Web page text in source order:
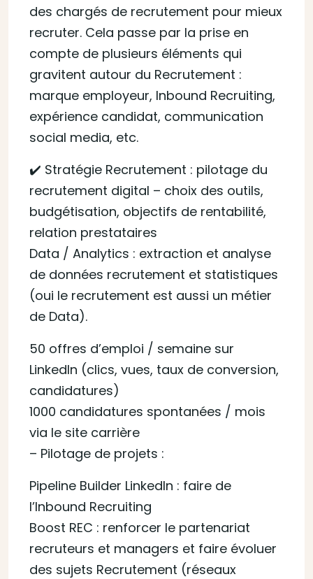
des chargés de recrutement pour mieux
recruter. Cela passe par la prise en
compte de plusieurs éléments qui
gravitent autour du Recrutement :
marque employeur, Inbound Recruiting,
expérience candidat, communication
social media, etc.
✔️ Stratégie Recrutement : pilotage du
recrutement digital – choix des outils,
budgétisation, objectifs de rentabilité,
relation prestataires
Data / Analytics : extraction et analyse
de données recrutement et statistiques
(oui le recrutement est aussi un métier
de Data).
50 offres d’emploi / semaine sur
LinkedIn (clics, vues, taux de conversion,
candidatures)
1000 candidatures spontanées / mois
via le site carrière
– Pilotage de projets :
Pipeline Builder LinkedIn : faire de
l’Inbound Recruiting
Boost REC : renforcer le partenariat
recruteurs et managers et faire évoluer
des sujets Recrutement (réseaux